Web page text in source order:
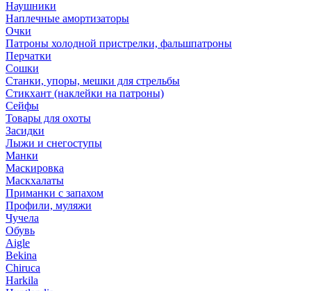
Наушники
Наплечные амортизаторы
Очки
Патроны холодной пристрелки, фальшпатроны
Перчатки
Сошки
Станки, упоры, мешки для стрельбы
Стикхант (наклейки на патроны)
Сейфы
Товары для охоты
Засидки
Лыжи и снегоступы
Манки
Маскировка
Маскхалаты
Приманки с запахом
Профили, муляжи
Чучела
Обувь
Aigle
Bekina
Chiruсa
Harkila